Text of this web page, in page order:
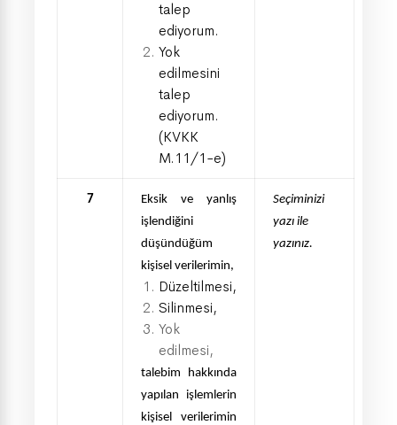
talep
ediyorum.
Yok
edilmesini
talep
ediyorum.
(KVKK
M.11/1-e)
7
Eksik ve yanlış
işlendiğini
düşündüğüm
kişisel verilerimin,
Düzeltilmesi,
Silinmesi,
Yok
edilmesi,
talebim hakkında
yapılan işlemlerin
kişisel verilerimin
Seçiminizi
yazı ile
yazınız.